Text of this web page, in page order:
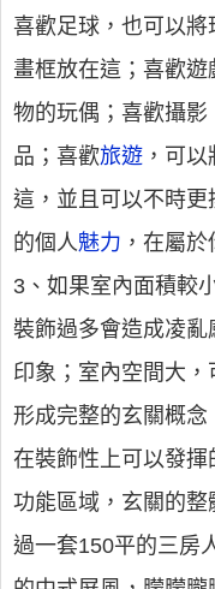
喜歡足球，也可以
畫框放在這；喜歡
物的玩偶；喜歡攝
品；喜歡旅遊 ，可
這，並且可以不時
的個人魅力 ，在屬
3、如果室內面積較
裝飾過多會造成凌
印象；室內空間大，
形成完整的玄關概念
在裝飾性上可以發
功能區域，玄關的
過一套150平的三房